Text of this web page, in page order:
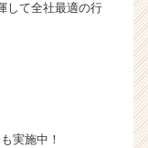
して全社最適の行
実施中！